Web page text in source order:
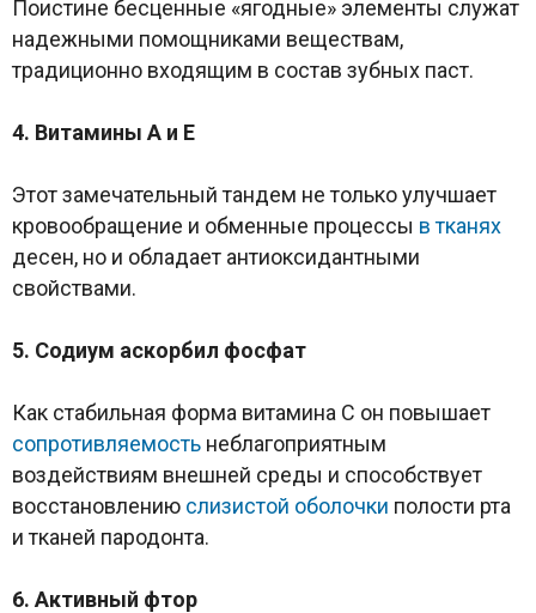
Поистине бесценные «ягодные» элементы служат
надежными помощниками веществам,
традиционно входящим в состав зубных паст.
4. Витамины A и E
Этот замечательный тандем не только улучшает
кровообращение и обменные процессы в тканях
десен, но и обладает антиоксидантными
свойствами.
5. Содиум аскорбил фосфат
Как стабильная форма витамина C он повышает
сопротивляемость неблагоприятным
воздействиям внешней среды и способствует
восстановлению слизистой оболочки полости рта
и тканей пародонта.
6. Активный фтор